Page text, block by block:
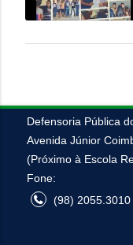
Defensoria Pública
Avenida Júnior
(Próximo à Escola
Fone:
(98) 2055.3010